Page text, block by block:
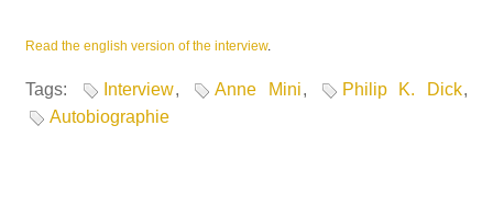
Read the english version of the interview.
Tags: Interview, Anne Mini, Philip K. Dick,
Autobiographie